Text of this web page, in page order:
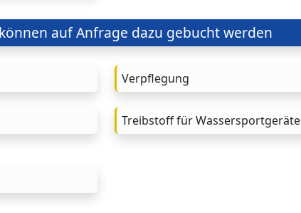
auf Anfrage dazu gebucht werden
Verpflegung
Treibstoff für Wassersportgeräte